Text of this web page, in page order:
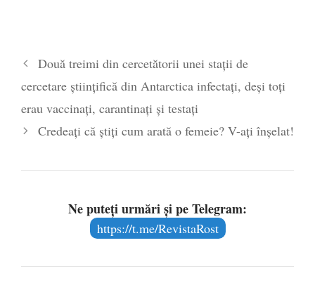
Două treimi din cercetătorii unei stații de
cercetare științifică din Antarctica infectați, deși toți
erau vaccinați, carantinați și testați
Credeați că știți cum arată o femeie? V-ați înșelat!
Ne puteți urmări și pe Telegram:
https://t.me/RevistaRost